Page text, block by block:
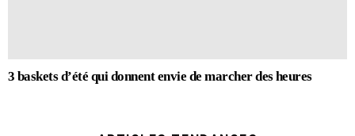
3 baskets d’été qui donnent envie de marcher des heures